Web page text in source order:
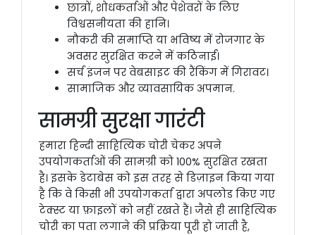
छात्रों, शोधकर्ताओं और पेशेवरों के लिए
विश्वसनीयता की हानि।
नौकरी की समाप्ति या भविष्य में रोजगार के
अवसर सुरक्षित करने में कठिनाई।
सर्च इंजन पर वेबसाइट की रैंकिंग में गिरावट।
सामाजिक और व्यावसायिक अपमान.
सामग्री सुरक्षा गारंटी
हमारा हिन्दी साहित्यिक चोरी चेकर अपने
उपयोगकर्ताओं की सामग्री को 100% सुरक्षित रखता
है। इसके डेटाबेस को इस तरह से डिज़ाइन किया गया
है कि वे किसी भी उपयोगकर्ता द्वारा अपलोड किए गए
टेक्स्ट या फ़ाइलों को नहीं रखते हैं। जैसे ही साहित्यिक
चोरी का पता लगाने की प्रक्रिया पूरी हो जाती है,